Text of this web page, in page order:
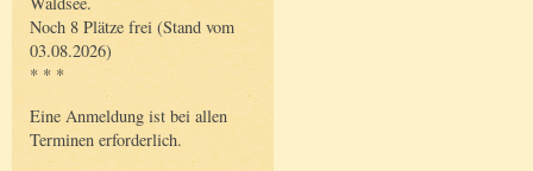
Noch 8 Plätze frei (Stand vom
03.08.2026)
* * *
Eine Anmeldung ist bei allen
Terminen erforderlich.